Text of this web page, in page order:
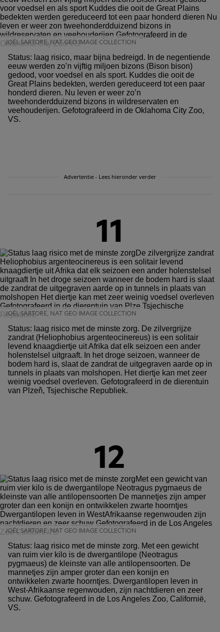
JOËL SARTORE, NAT GEO IMAGE COLLECTION
Status: laag risico, maar bijna bedreigd. In de negentiende
eeuw werden zo’n vijftig miljoen bizons (Bison bison)
gedood, voor voedsel en als sport. Kuddes die ooit de
Great Plains bedekten, werden gereduceerd tot een paar
honderd dieren. Nu leven er weer zo’n
tweehonderdduizend bizons in wildreservaten en
veehouderijen. Gefotografeerd in de Oklahoma City Zoo,
VS.
Advertentie - Lees hieronder verder
11
JOËL SARTORE, NAT GEO IMAGE COLLECTION
Status: laag risico met de minste zorg. De zilvergrijze
zandrat (Heliophobius argenteocinereus) is een solitair
levend knaagdiertje uit Afrika dat elk seizoen een ander
holenstelsel uitgraaft. In het droge seizoen, wanneer de
bodem hard is, slaat de zandrat de uitgegraven aarde op in
tunnels in plaats van molshopen. Het diertje kan met zeer
weinig voedsel overleven. Gefotografeerd in de dierentuin
van Plzeň, Tsjechische Republiek.
12
JOËL SARTORE, NAT GEO IMAGE COLLECTION
Status: laag risico met de minste zorg. Met een gewicht
van ruim vier kilo is de dwergantilope (Neotragus
pygmaeus) de kleinste van alle antilopensoorten. De
mannetjes zijn amper groter dan een konijn en
ontwikkelen zwarte hoorntjes. Dwergantilopen leven in
West-Afrikaanse regenwouden, zijn nachtdieren en zeer
schuw. Gefotografeerd in de Los Angeles Zoo, Californië,
VS.